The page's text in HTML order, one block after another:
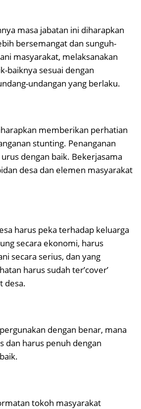
masa jabatan ini diharapkan
bersemangat dan sunguh-
masyarakat, melaksanakan
baiknya sesuai dengan
undangan yang berlaku.
memberikan perhatian
stunting. Penanganan
dengan baik. Bekerjasama
desa dan elemen masyarakat
harus peka terhadap keluarga
secara ekonomi, harus
secara serius, dan yang
harus sudah ter’cover’
desa.
dengan benar, mana
dan harus penuh dengan
tokoh masyarakat